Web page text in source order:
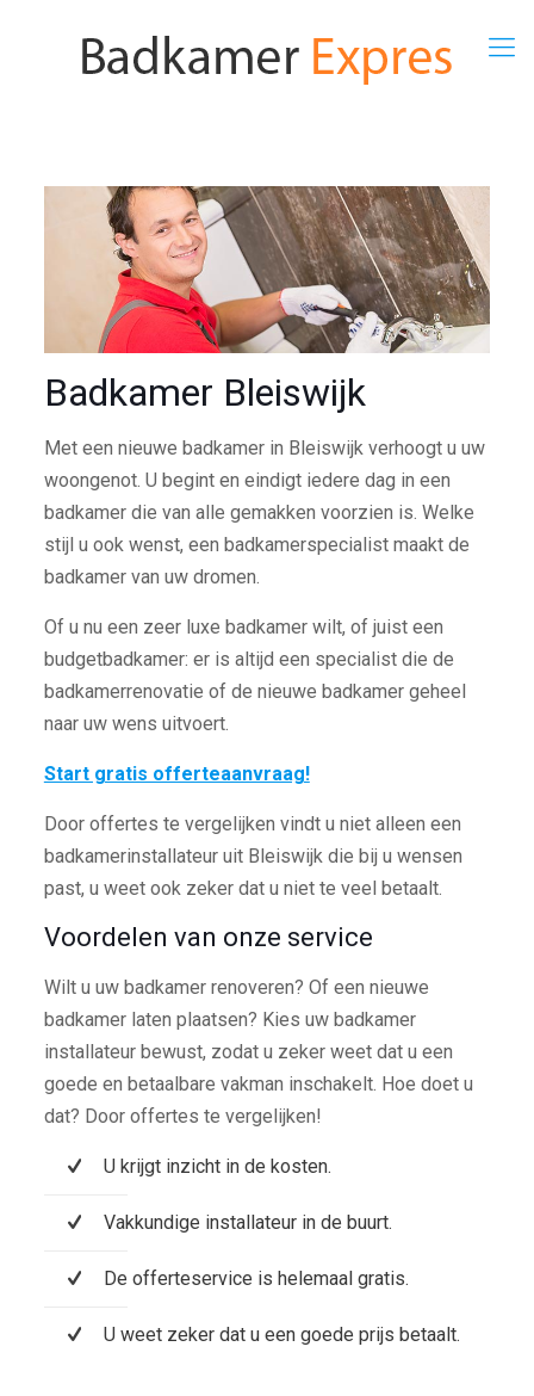
Badkamer Bleiswijk
Met een nieuwe badkamer in Bleiswijk verhoogt u uw
woongenot. U begint en eindigt iedere dag in een
badkamer die van alle gemakken voorzien is. Welke
stijl u ook wenst, een badkamerspecialist maakt de
badkamer van uw dromen.
Of u nu een zeer luxe badkamer wilt, of juist een
budgetbadkamer: er is altijd een specialist die de
badkamerrenovatie of de nieuwe badkamer geheel
naar uw wens uitvoert.
Start gratis offerteaanvraag!
Door offertes te vergelijken vindt u niet alleen een
badkamerinstallateur uit Bleiswijk die bij u wensen
past, u weet ook zeker dat u niet te veel betaalt.
Voordelen van onze service
Wilt u uw badkamer renoveren? Of een nieuwe
badkamer laten plaatsen? Kies uw badkamer
installateur bewust, zodat u zeker weet dat u een
goede en betaalbare vakman inschakelt. Hoe doet u
dat? Door offertes te vergelijken!
U krijgt inzicht in de kosten.
Vakkundige installateur in de buurt.
De offerteservice is helemaal gratis.
U weet zeker dat u een goede prijs betaalt.